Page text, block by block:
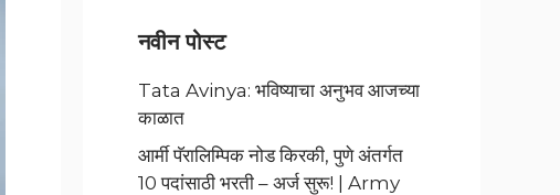
नवीन पोस्ट
Tata Avinya: भविष्याचा अनुभव आजच्या
काळात
आर्मी पॅरालिम्पिक नोड किरकी, पुणे अंतर्गत
10 पदांसाठी भरती – अर्ज सुरू! | Army